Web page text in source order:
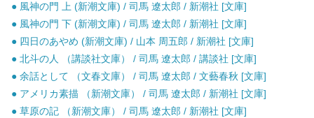
● 風神の門 上 (新潮文庫) / 司馬 遼太郎 / 新潮社 [文庫]
● 風神の門 下 (新潮文庫) / 司馬 遼太郎 / 新潮社 [文庫]
● 四日のあやめ (新潮文庫) / 山本 周五郎 / 新潮社 [文庫]
● 北斗の人 （講談社文庫） / 司馬 遼太郎 / 講談社 [文庫]
● 余話として （文春文庫） / 司馬 遼太郎 / 文藝春秋 [文庫]
● アメリカ素描 （新潮文庫） / 司馬 遼太郎 / 新潮社 [文庫]
● 草原の記 （新潮文庫） / 司馬 遼太郎 / 新潮社 [文庫]